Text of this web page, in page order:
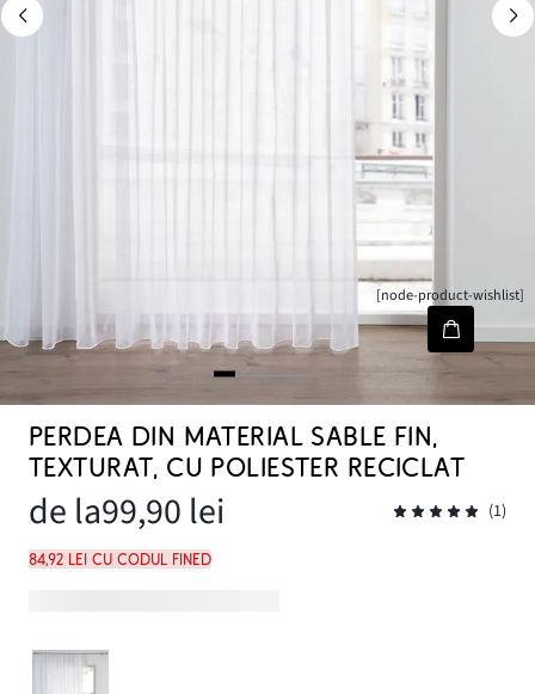
[node-product-wishlist]
PERDEA DIN MATERIAL SABLE FIN,
TEXTURAT, CU POLIESTER RECICLAT
de la99,90 lei (1)
84,92 lei cu codul FINED